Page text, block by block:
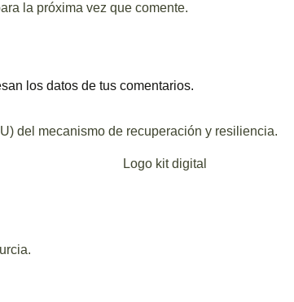
la próxima vez que comente.
los datos de tus comentarios.
del mecanismo de recuperación y resiliencia.